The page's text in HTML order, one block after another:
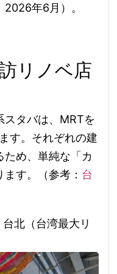
年6月）。
リノベ店
スタバは、MRTを
す。それぞれの建
め、単純な「カ
す。（参考： 台
北（台湾最大リ